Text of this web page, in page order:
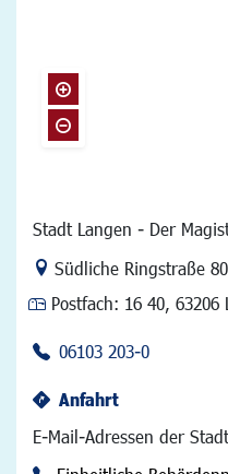
Stadt Langen - Der
Link zur Google-Maps
Südliche Ringstraße 80
Postfach: 16 40, 63206
06103 203-0
Anfahrt
E-Mail-Adressen der